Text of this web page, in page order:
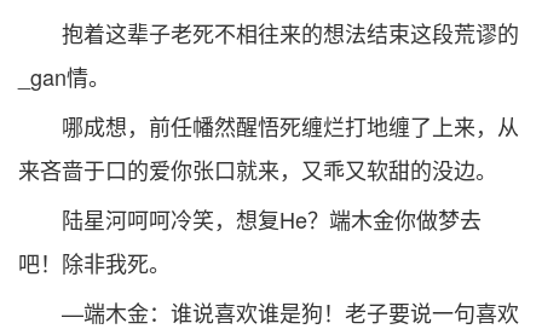
抱着这辈子老死不相往来的想法结束这段荒谬的
_gan情。
哪成想，前任幡然醒悟死缠烂打地缠了上来，从
来吝啬于口的爱你张口就来，又乖又软甜的没边。
陆星河呵呵冷笑，想复He？端木金你做梦去
吧！除非我死。
—端木金：谁说喜欢谁是狗！老子要说一句喜欢